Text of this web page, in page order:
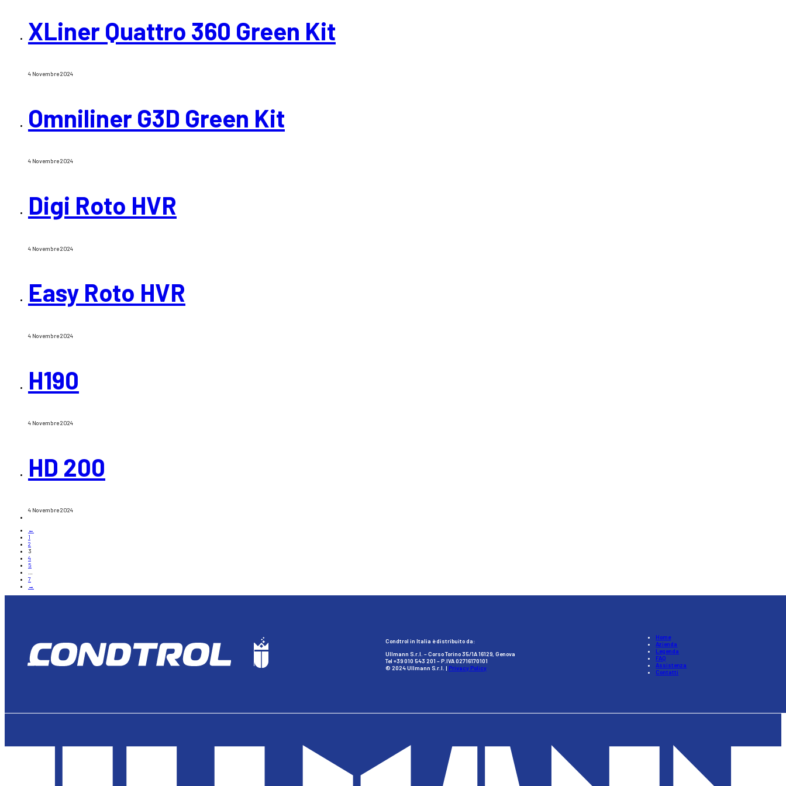
XLiner Quattro 360 Green Kit
4 Novembre 2024
Omniliner G3D Green Kit
4 Novembre 2024
Digi Roto HVR
4 Novembre 2024
Easy Roto HVR
4 Novembre 2024
H190
4 Novembre 2024
HD 200
4 Novembre 2024
←
1
2
3
4
5
7
→
Condtrol in Italia è distribuito da:
Ullmann S.r.l. – Corso Torino 35/1A 16129, Genova
Tel +39 010 543 201 – P.IVA 02716170101
© 2024 Ullmann S.r.l. | Privacy Policy
Home
Azienda
Legenda
FAQ
Assistenza
Contatti